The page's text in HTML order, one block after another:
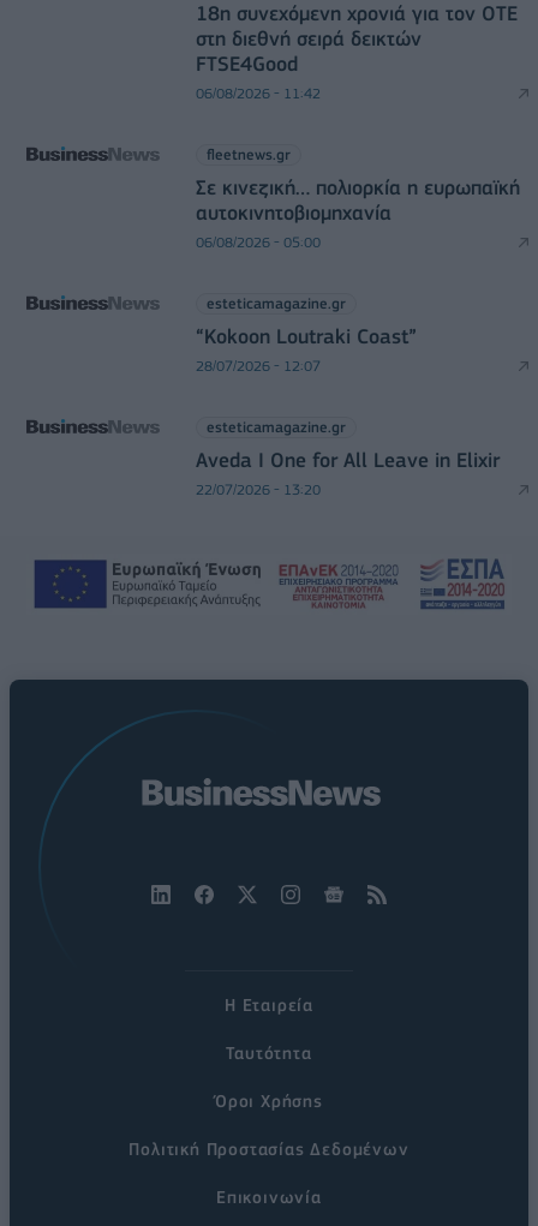
18η συνεχόμενη χρονιά για τον ΟΤΕ
στη διεθνή σειρά δεικτών
FTSE4Good
06/08/2026 - 11:42
fleetnews.gr
Σε κινεζική… πολιορκία η ευρωπαϊκή
αυτοκινητοβιομηχανία
06/08/2026 - 05:00
esteticamagazine.gr
“Kokoon Loutraki Coast”
28/07/2026 - 12:07
esteticamagazine.gr
Aveda I One for All Leave in Elixir
22/07/2026 - 13:20
Η Εταιρεία
Ταυτότητα
Όροι Χρήσης
Πολιτική Προστασίας Δεδομένων
Επικοινωνία